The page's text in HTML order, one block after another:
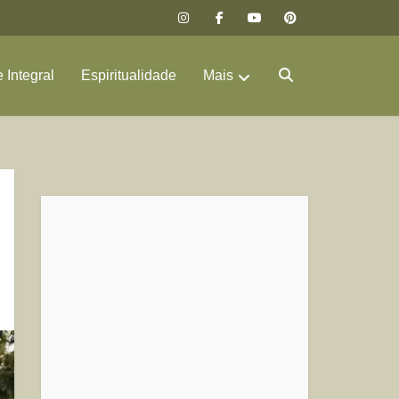
Integral Espiritualidade Mais